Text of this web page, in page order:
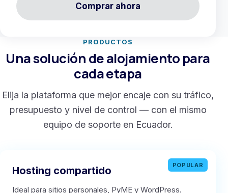
Comprar ahora
PRODUCTOS
Una solución de alojamiento para
cada etapa
Elija la plataforma que mejor encaje con su tráfico,
presupuesto y nivel de control — con el mismo
equipo de soporte en Ecuador.
POPULAR
Hosting compartido
Ideal para sitios personales, PyME y WordPress.